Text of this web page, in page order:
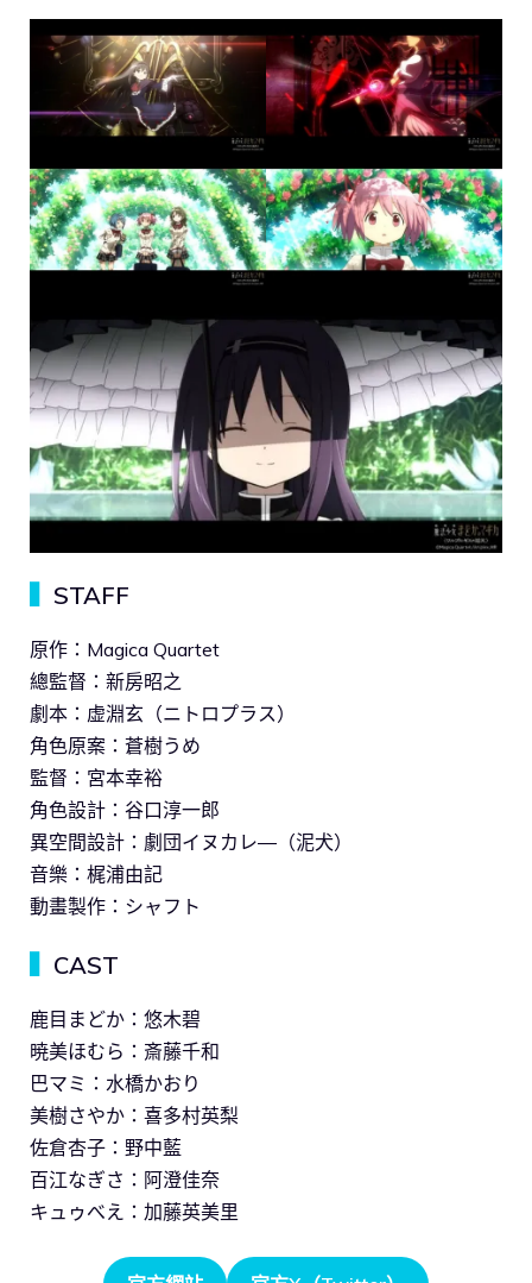
STAFF
原作：Magica Quartet
總監督：新房昭之
劇本：虚淵玄（ニトロプラス）
角色原案：蒼樹うめ
監督：宮本幸裕
角色設計：谷口淳一郎
異空間設計：劇団イヌカレ―（泥犬）
音樂：梶浦由記
動畫製作：シャフト
CAST
鹿目まどか：悠木碧
暁美ほむら：斎藤千和
巴マミ：水橋かおり
美樹さやか：喜多村英梨
佐倉杏子：野中藍
百江なぎさ：阿澄佳奈
キュゥべえ：加藤英美里